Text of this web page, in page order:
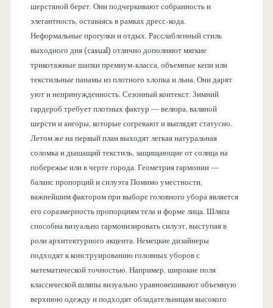
шерстяной берет. Они подчеркивают собранность и
элегантность, оставаясь в рамках дресс-кода.
Неформальные прогулки и отдых. Расслабленный стиль
выходного дня (casual) отлично дополняют мягкие
трикотажные шапки премиум-класса, объемные кепи или
текстильные панамы из плотного хлопка и льна. Они дарят
уют и непринужденность. Сезонный контекст. Зимний
гардероб требует плотных фактур — велюра, валяной
шерсти и ангоры, которые согревают и выглядят статусно.
Летом же на первый план выходят легкая натуральная
соломка и дышащий текстиль, защищающие от солнца на
побережье или в черте города. Геометрия гармонии —
баланс пропорций и силуэта Помимо уместности,
важнейшим фактором при выборе головного убора является
его соразмерность пропорциям тела и форме лица. Шляпа
способна визуально гармонизировать силуэт, выступая в
роли архитектурного акцента. Немецкие дизайнеры
подходят к конструированию головных уборов с
математической точностью. Например, широкие поля
классической шляпы визуально уравновешивают объемную
верхнюю одежду и подходят обладательницам высокого